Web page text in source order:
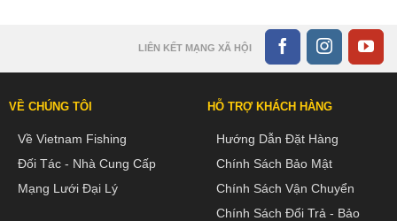
LIÊN KẾT MẠNG XÃ HỘI
VỀ CHÚNG TÔI
Về Vietnam Fishing
Đối Tác - Nhà Cung Cấp
Mạng Lưới Đại Lý
HỖ TRỢ KHÁCH HÀNG
Hướng Dẫn Đặt Hàng
Chính Sách Bảo Mật
Chính Sách Vận Chuyển
Chính Sách Đổi Trả - Bảo